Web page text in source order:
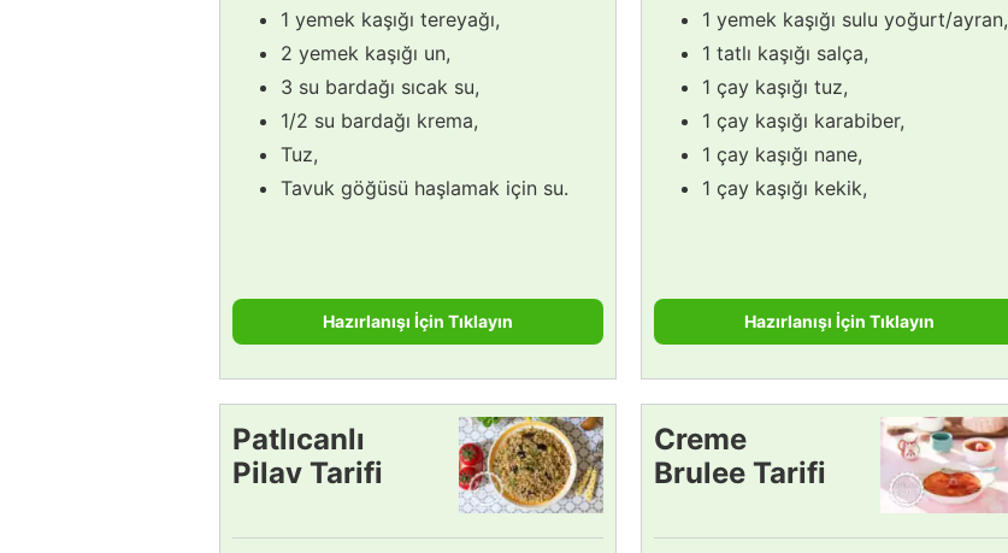
1 yemek kaşığı tereyağı,
2 yemek kaşığı un,
3 su bardağı sıcak su,
1/2 su bardağı krema,
Tuz,
Tavuk göğüsü haşlamak için su.
Hazırlanışı İçin Tıklayın
1 yemek kaşığı sulu yoğurt/ayran,
1 tatlı kaşığı salça,
1 çay kaşığı tuz,
1 çay kaşığı karabiber,
1 çay kaşığı nane,
1 çay kaşığı kekik,
Hazırlanışı İçin Tıklayın
Patlıcanlı
Pilav Tarifi
Creme
Brulee Tarifi